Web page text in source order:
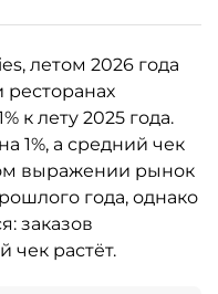
летом 2026 года
ресторанах
к лету 2025 года.
1%, а средний чек
выражении рынок
года, однако
заказов
чек растёт.